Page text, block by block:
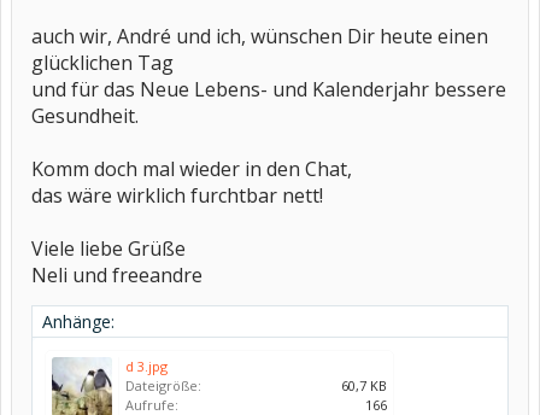
auch wir, André und ich, wünschen Dir heute einen
glücklichen Tag
und für das Neue Lebens- und Kalenderjahr bessere
Gesundheit.
Komm doch mal wieder in den Chat,
das wäre wirklich furchtbar nett!
Viele liebe Grüße
Neli und freeandre
Anhänge:
d 3.jpg
Dateigröße:
60,7 KB
Aufrufe:
166